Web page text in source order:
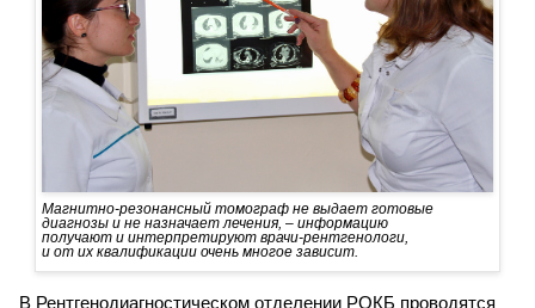
Магнитно-резонансный томограф не выдает готовые
диагнозы и не назначает лечения, – информацию
получают и интерпретируют врачи-рентгенологи,
и от их квалификации очень многое зависит.
В Рентгенодиагностическом отделении РОКБ проводятся